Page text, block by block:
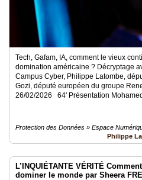
Tech, Gafam, IA, comment le vieux
domination américaine ? Décryptage
Campus Cyber, Philippe Latombe,
Gozi, député européen du groupe
26/02/2026 64' Présentation
Protection des Données » Espace
Philippe
L’INQUIÉTANTE VÉRITÉ
dominer le monde par Sheera